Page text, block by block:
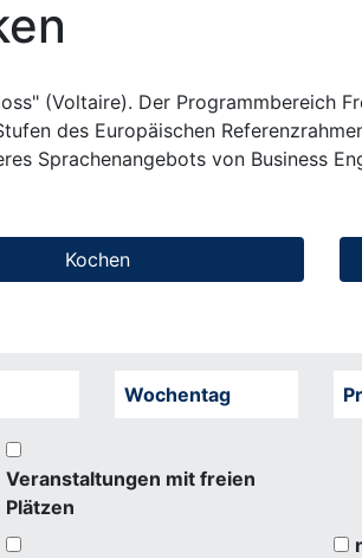
(Voltaire). Der Programmbereich
des Europäischen
Sprachenangebots von Business
Kochen
Wochentag
Veranstaltungen mit freien
Plätzen